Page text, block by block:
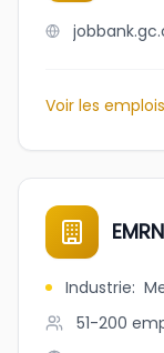
Voir les
Industrie:
51-200